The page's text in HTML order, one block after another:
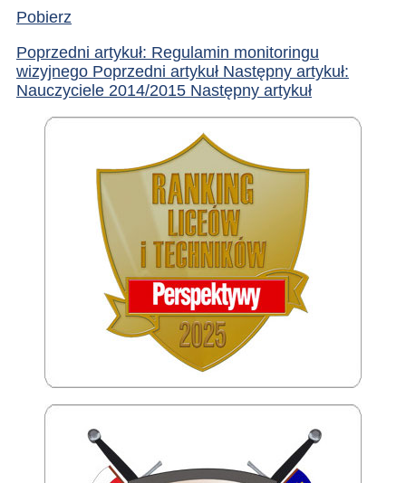
Pobierz
Poprzedni artykuł: Regulamin monitoringu
wizyjnego Poprzedni artykuł Następny artykuł:
Nauczyciele 2014/2015 Następny artykuł